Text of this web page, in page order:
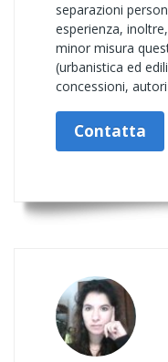
separazioni
esperienza,
minor misura
(urbanistica ed
concessioni,
Contatta